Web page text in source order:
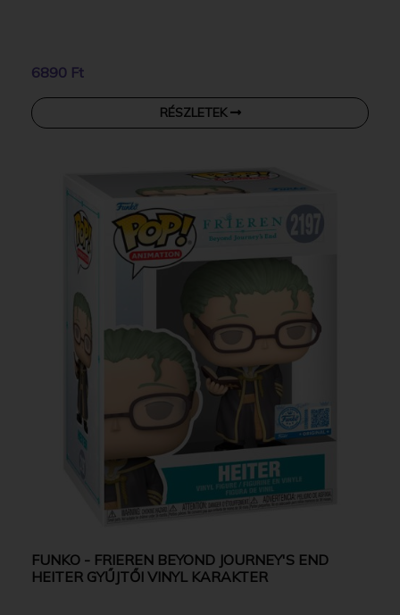
6890 Ft
RÉSZLETEK
FUNKO - FRIEREN BEYOND JOURNEY'S END
HEITER GYŰJTŐI VINYL KARAKTER